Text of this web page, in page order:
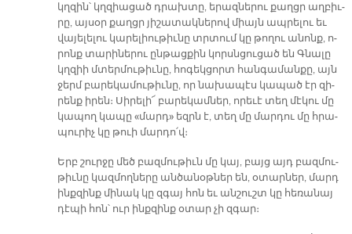
կղզին՝ կղզիա­ցած դրախ­տը, ե­րազ­նե­րու քաղցր աղ­բիւ­
րը, այ­սօր քաղցր յի­շա­տակ­նե­րով միայն ապ­րե­լու եւ
վա­յե­լե­լու կա­րե­լիու­թիւ­նը տրտում կը թո­ղու ա­նոնք, ո­
րոնք տար­ի­նե­րու ըն­թաց­քին կորսն­ցու­ցած են Գնա­լը
կղզիի մտեր­մու­թիւ­նը, հո­գեկ­ցորտ հան­գա­ման­քը, այն
ջերմ բա­րե­կա­մու­թիւ­նը, որ նա­խա­պէս կա­պած էր զի­
րենք ի­րեն։ Սի­րե­լի՜ բա­րե­կամ­ներ, ո­րե­ւէ տեղ մէ­կու մը
կա­պող կա­պը «մարդ» եզրն է, տեղ մը մար­դու մը հրա­
պու­րիչ կը թուի մար­դո՛վ։
Երբ շուր­ջը մեծ բազ­մու­թիւն մը կայ, բայց այդ բազ­մու­
թիւ­նը կազ­մող­նե­րը ան­ծա­նօթ­ներ են, օ­տար­ներ, մարդ
ինք­զինք մի­նակ կը զգայ հոն եւ ան­շուշտ կը հե­ռա­նայ
դէ­պի հոն՝ ուր ինք­զինք օ­տար չի զգար։